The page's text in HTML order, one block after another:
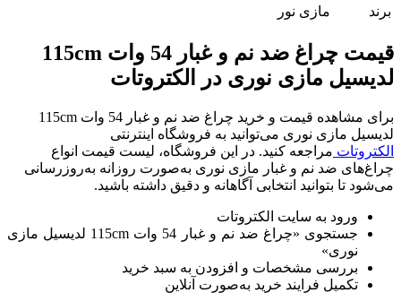
برند
مازی نور
قیمت چراغ ضد نم و غبار 54 وات 115cm
لدیسیل مازی نوری در الکتروتات
برای مشاهده قیمت و خرید چراغ ضد نم و غبار 54 وات 115cm
لدیسیل مازی نوری می‌توانید به فروشگاه اینترنتی
الکتروتات مراجعه کنید. در این فروشگاه، لیست قیمت انواع
چراغ‌های ضد نم و غبار مازی نوری به‌صورت روزانه به‌روزرسانی
می‌شود تا بتوانید انتخابی آگاهانه و دقیق داشته باشید.
ورود به سایت الکتروتات
جستجوی «چراغ ضد نم و غبار 54 وات 115cm لدیسیل مازی
نوری»
بررسی مشخصات و افزودن به سبد خرید
تکمیل فرایند خرید به‌صورت آنلاین